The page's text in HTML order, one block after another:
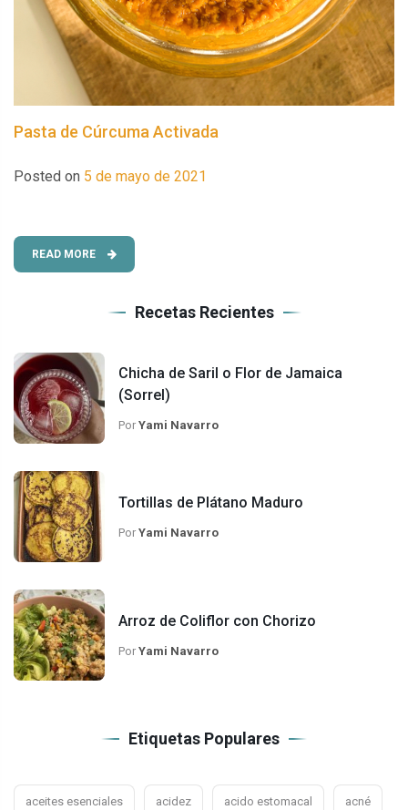
Pasta de Cúrcuma Activada
Posted on 5 de mayo de 2021
READ MORE
Recetas Recientes
Chicha de Saril o Flor de Jamaica
(Sorrel)
Por Yami Navarro
Tortillas de Plátano Maduro
Por Yami Navarro
Arroz de Coliflor con Chorizo
Por Yami Navarro
Etiquetas Populares
aceites esenciales acidez acido estomacal acné